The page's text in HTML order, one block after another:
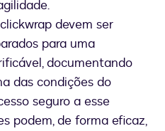
devem ser
para uma
documentando
das condições do
seguro a esse
podem, de forma eficaz,